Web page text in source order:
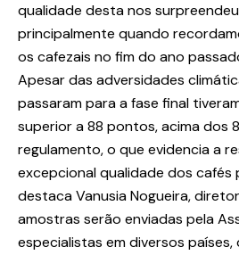
qualidade desta nos
principalmente quando
os cafezais no fim do ano
Apesar das adversidades
passaram para a fase final
superior a 88 pontos, acima dos
regulamento, o que evidencia a
excepcional qualidade dos cafés
destaca Vanusia Nogueira,
amostras serão enviadas pela
especialistas em diversos países,